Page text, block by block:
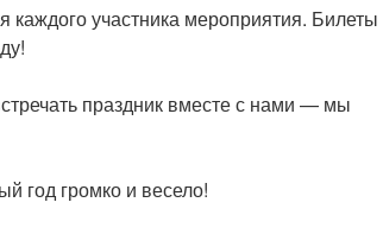
каждого участника мероприятия. Билеты
праздник вместе с нами — мы
год громко и весело!